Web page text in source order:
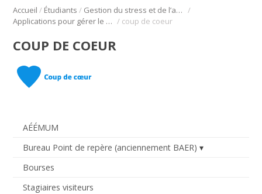
Accueil / Étudiants / Gestion du stress et de l’anxiété /
Applications pour gérer le stress et l’anxiété / coup de coeur
AÉÉMUM
Bureau Point de repère (anciennement BAER)
Bourses
Stagiaires visiteurs
COUP DE COEUR